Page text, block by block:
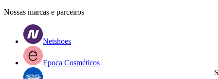
Nossas marcas e parceiros
Netshoes
Epoca Cosméticos